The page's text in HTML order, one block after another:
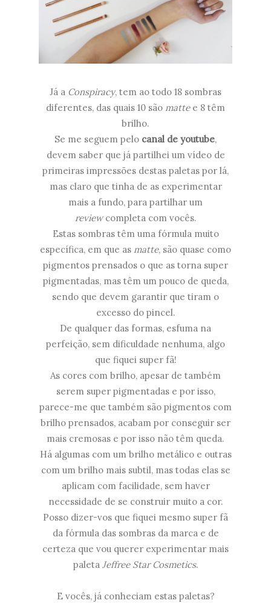
Já a Conspiracy, tem ao todo 18 sombras
diferentes, das quais 10 são matte e 8 têm
brilho.
Se me seguem pelo canal de youtube,
devem saber que já partilhei um vídeo de
primeiras impressões destas paletas por lá,
mas claro que tinha de as experimentar
mais a fundo, para partilhar um
reviewcompleta com vocês.
Estas sombras têm uma fórmula muito
específica, em que as matte, são quase como
pigmentos prensados o que as torna super
pigmentadas, mas têm um pouco de queda,
sendo que devem garantir que tiram o
excesso do pincel.
De qualquer das formas, esfuma na
perfeição, sem dificuldade nenhuma, algo
que fiquei super fã!
As cores com brilho, apesar de também
serem super pigmentadas e por isso,
parece-me que também são pigmentos com
brilho prensados, acabam por conseguir ser
mais cremosas e por isso não têm queda.
Há algumas com um brilho metálico e outras
com um brilho mais subtil, mas todas elas se
aplicam com facilidade, sem haver
necessidade de se construir muito a cor.
Posso dizer-vos que fiquei mesmo super fã
da fórmula das sombras da marca e de
certeza que vou querer experimentar mais
paleta Jeffree Star Cosmetics.
E vocês, já conheciam estas paletas?